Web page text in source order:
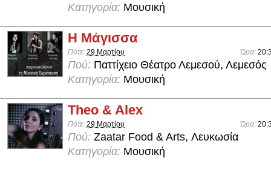
Κατηγορία: Μουσική
Η Μάγισσα
Πότε: 29 Μαρτίου Ώρα:
Πού: Παττίχειο Θέατρο Λεμεσού, Λεμεσός
Κατηγορία: Μουσική
Theo & Alex
Πότε: 29 Μαρτίου Ώρα:
Πού: Zaatar Food & Arts, Λευκωσία
Κατηγορία: Μουσική